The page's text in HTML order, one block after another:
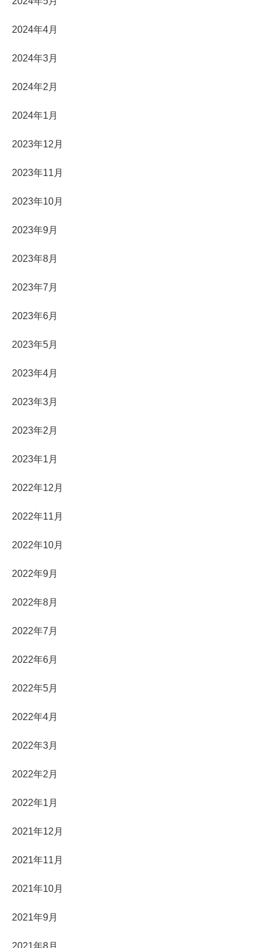
2024年4月
2024年3月
2024年2月
2024年1月
2023年12月
2023年11月
2023年10月
2023年9月
2023年8月
2023年7月
2023年6月
2023年5月
2023年4月
2023年3月
2023年2月
2023年1月
2022年12月
2022年11月
2022年10月
2022年9月
2022年8月
2022年7月
2022年6月
2022年5月
2022年4月
2022年3月
2022年2月
2022年1月
2021年12月
2021年11月
2021年10月
2021年9月
2021年8月